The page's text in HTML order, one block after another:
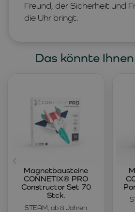
Freund, der Sicherheit und
die Uhr bringt.
Das könnte
STEAM, ab 8 Jahren
Magnetbausteine
CONNETIX® PRO
Constructor Set 70
Stck.